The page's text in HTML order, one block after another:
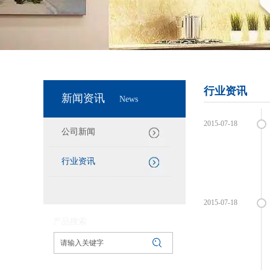
新闻资讯 News
公司新闻
行业资讯
行业资讯
2015-07-18
2015-07-18